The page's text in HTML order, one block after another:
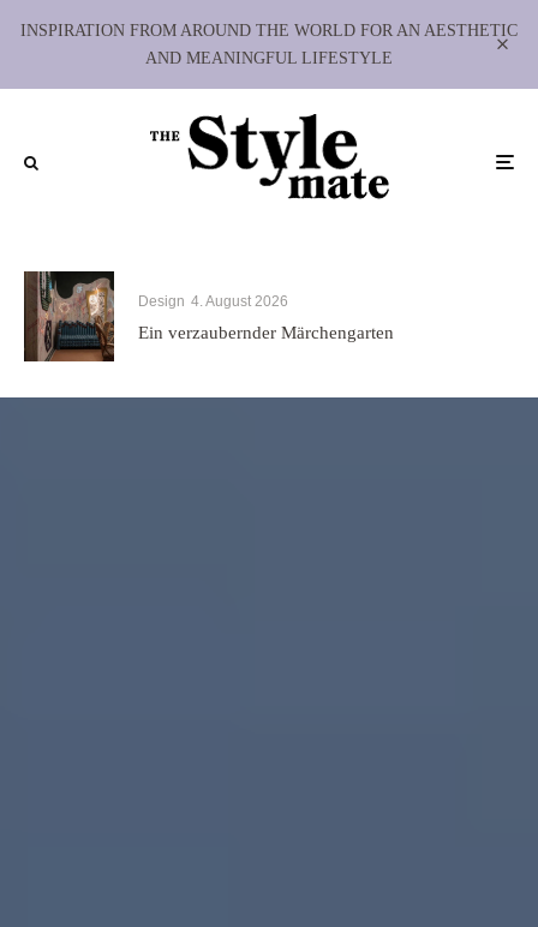
INSPIRATION FROM AROUND THE WORLD FOR AN AESTHETIC
AND MEANINGFUL LIFESTYLE
Design 4. August 2026
Ein verzaubernder Märchengarten